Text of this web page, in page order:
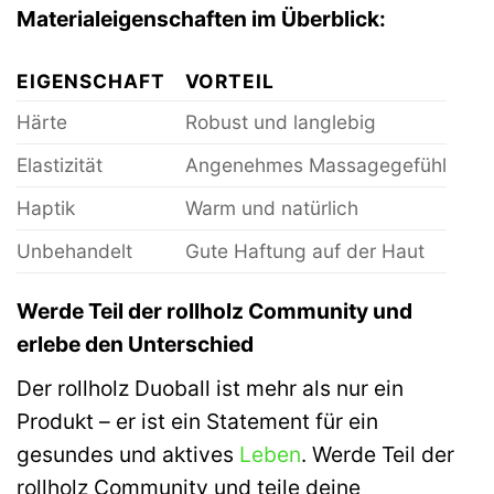
Materialeigenschaften im Überblick:
EIGENSCHAFT
VORTEIL
Härte
Robust und langlebig
Elastizität
Angenehmes Massagegefühl
Haptik
Warm und natürlich
Unbehandelt
Gute Haftung auf der Haut
Werde Teil der rollholz Community und
erlebe den Unterschied
Der rollholz Duoball ist mehr als nur ein
Produkt – er ist ein Statement für ein
gesundes und aktives Leben. Werde Teil der
rollholz Community und teile deine